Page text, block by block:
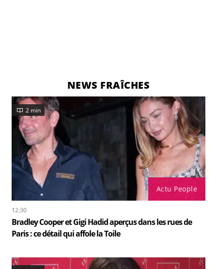
NEWS FRAÎCHES
Actu People
2 min
12:30
Bradley Cooper et Gigi Hadid aperçus dans les rues de
Paris : ce détail qui affole la Toile